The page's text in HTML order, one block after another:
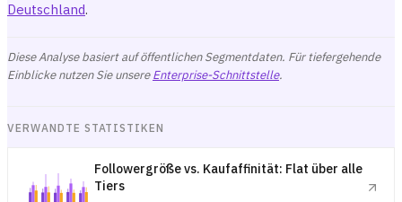
Deutschland.
Diese Analyse basiert auf öffentlichen Segmentdaten. Für tiefergehende
Einblicke nutzen Sie unsereEnterprise-Schnittstelle.
VERWANDTE STATISTIKEN
Followergröße vs. Kaufaffinität: Flat über alle
Tiers